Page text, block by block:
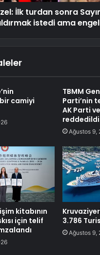
İlk turdan sonra
istedi ama
camiyi
TBMM
Parti’nin
AK Parti
reddedildi
Ağustos 9,
kitabının
için telif
3.786
Ağustos 9,